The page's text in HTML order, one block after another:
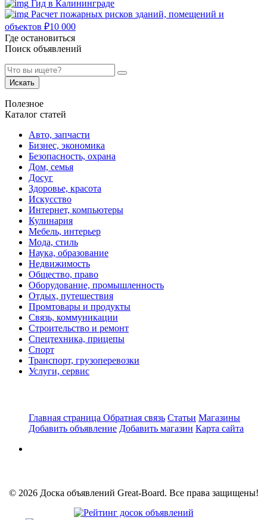
Гид в Калининграде
Расчет пожарных рисков зданий, помещений и
объектов ₽10 000
Где остановиться
Поиск объявлений
Искать
Полезное
Каталог статей
Авто, запчасти
Бизнес, экономика
Безопасность, охрана
Дом, семья
Досуг
Здоровье, красота
Искусство
Интернет, компьютеры
Кулинария
Мебель, интерьер
Мода, стиль
Наука, образование
Недвижимость
Общество, право
Оборудование, промышленность
Отдых, путешествия
Промтовары и продукты
Связь, коммуникации
Строительство и ремонт
Спецтехника, прицепы
Спорт
Транспорт, грузоперевозки
Услуги, сервис
Главная страница Обратная связь Статьи Магазины
Добавить объявление Добавить магазин Карта сайта
© 2026 Доска объявлений Great-Board. Все права защищены!